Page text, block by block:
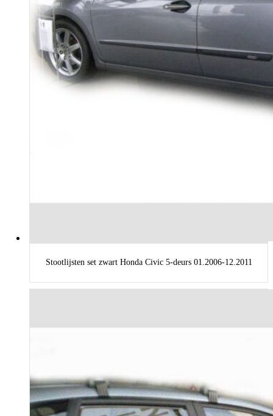
Stootlijsten set zwart Honda Civic 5-deurs 01.2006-12.2011